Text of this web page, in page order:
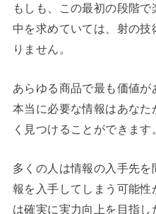
もしも、この最初の段階
中を求めていては、射の
りません。
あらゆる商品で最も価値が
本当に必要な情報はあな
く見つけることができます
多くの人は情報の入手先
報を入手してしまう可能
は確実に実力向上を目指